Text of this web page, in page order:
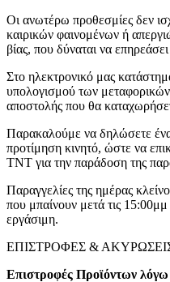
Οι ανωτέρω προθεσμίες δεν
καιρικών φαινομένων ή
βίας, που δύναται να
Στο ηλεκτρονικό μας
υπολογισμού των
αποστολής που θα
Παρακαλούμε να δηλώσετε
προτίμηση κινητό, ώστε να
TNT για την παράδοση της
Παραγγελίες της ημέρας
που μπαίνουν μετά τις
εργάσιμη.
ΕΠΙΣΤΡΟΦΕΣ &
Επιστροφές Προϊόντων